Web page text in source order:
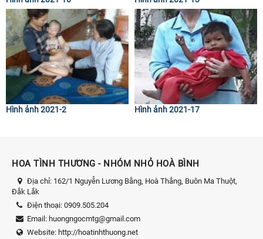
Hình ảnh 2021-2 Hình ảnh 2021-17
HOA TÌNH THƯƠNG - NHÓM NHỎ HOÀ BÌNH
Địa chỉ: 162/1 Nguyễn Lương Bằng, Hoà Thắng, Buôn Ma Thuột,
Đắk Lắk
Điện thoại: 0909.505.204
Email: huongngocmtg@gmail.com
Website: http://hoatinhthuong.net